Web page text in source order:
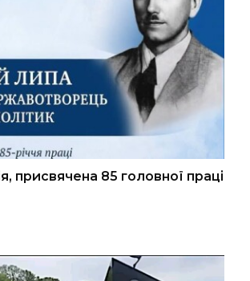
присвячена 85 головної праці